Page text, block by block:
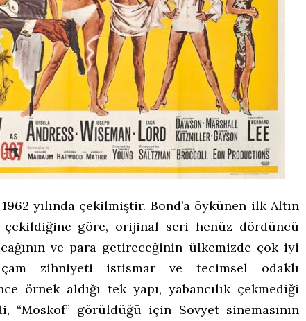
1962 yılında çekilmiştir. Bond’a öykünen ilk Altın
çekildiğine göre, orijinal seri henüz dördüncü
ve para getireceğinin ülkemizde çok iyi
zihniyeti istismar ve tecimsel odaklı
örnek aldığı tek yapı, yabancılık çekmediği
“Moskof” görüldüğü için Sovyet sinemasının